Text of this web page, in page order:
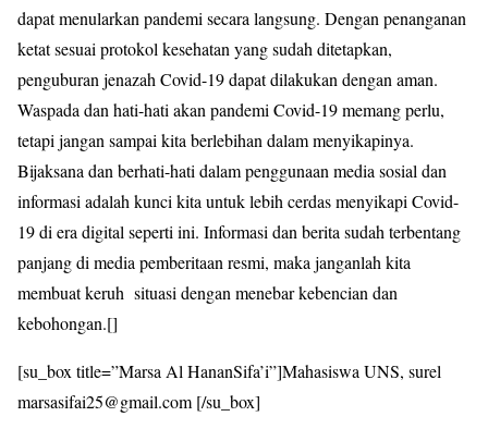
dapat menularkan pandemi secara langsung. Dengan penanganan
ketat sesuai protokol kesehatan yang sudah ditetapkan,
penguburan jenazah Covid-19 dapat dilakukan dengan aman.
Waspada dan hati-hati akan pandemi Covid-19 memang perlu,
tetapi jangan sampai kita berlebihan dalam menyikapinya.
Bijaksana dan berhati-hati dalam penggunaan media sosial dan
informasi adalah kunci kita untuk lebih cerdas menyikapi Covid-
19 di era digital seperti ini. Informasi dan berita sudah terbentang
panjang di media pemberitaan resmi, maka janganlah kita
membuat keruh situasi dengan menebar kebencian dan
kebohongan.[]
[su_box title=”Marsa Al HananSifa’i”]Mahasiswa UNS, surel
marsasifai25@gmail.com [/su_box]